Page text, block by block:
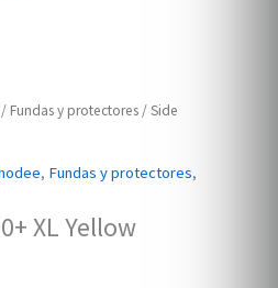
/ Fundas y protectores / Side
, Fundas y protectores,
XL Yellow